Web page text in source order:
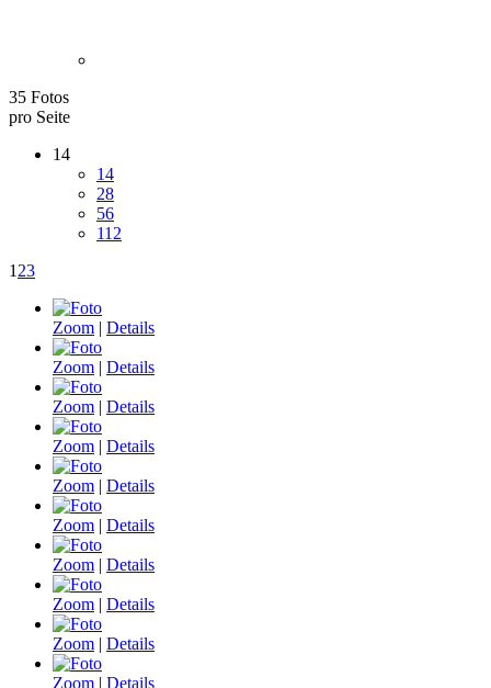
35 Fotos
pro Seite
14
14
28
56
112
1 23
Zoom | Details
Zoom | Details
Zoom | Details
Zoom | Details
Zoom | Details
Zoom | Details
Zoom | Details
Zoom | Details
Zoom | Details
Zoom | Details